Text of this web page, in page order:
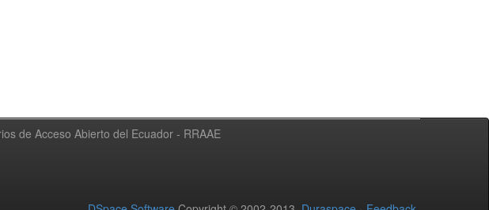
de Acceso Abierto del Ecuador - RRAAE